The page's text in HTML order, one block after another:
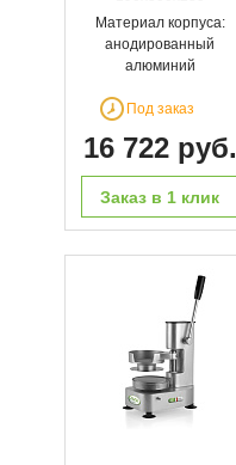
Материал корпуса:
анодированный
алюминий
Под заказ
16 722 руб.
Заказ в 1 клик